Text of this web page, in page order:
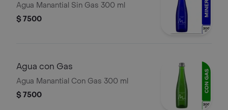
Agua Manantial Sin Gas 300 ml
$ 7500
Agua con Gas
Agua Manantial Con Gas 300 ml
$ 7500